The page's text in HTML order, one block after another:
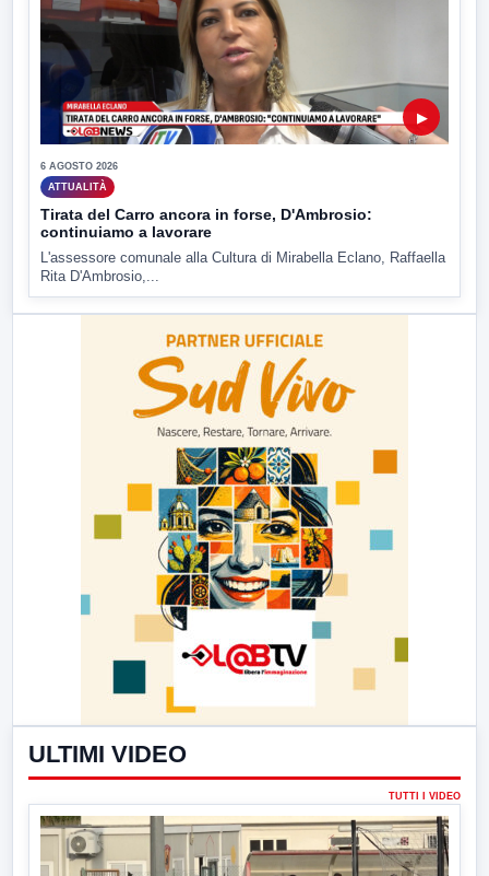
▶
6 AGOSTO 2026
ATTUALITÀ
Tirata del Carro ancora in forse, D'Ambrosio:
continuiamo a lavorare
L'assessore comunale alla Cultura di Mirabella Eclano, Raffaella
Rita D'Ambrosio,...
ULTIMI VIDEO
TUTTI I VIDEO